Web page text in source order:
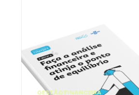
GESTÃO FINANCEIRA